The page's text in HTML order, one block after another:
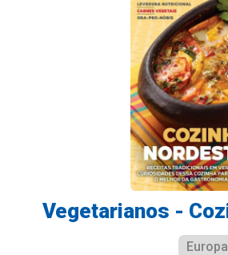
Vegetarianos -
Europa